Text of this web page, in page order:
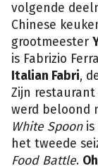
volgende
Chinese
grootmeester
is Fabrizio
Italian Fabri,
Zijn restaurant
werd beloond
White Spoonis
het tweede
Food Battle.